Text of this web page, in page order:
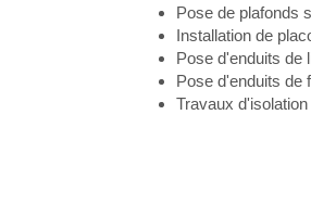
Pose de plafonds
Installation de
Pose d'enduits de
Pose d'enduits de
Travaux d'isolation